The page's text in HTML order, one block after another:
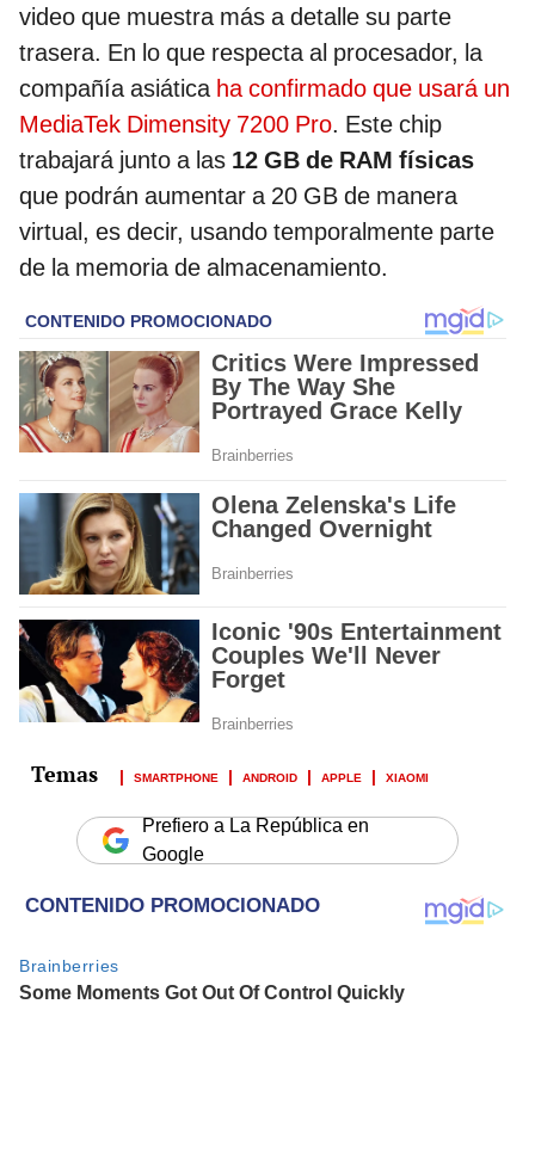
video que muestra más a detalle su parte
trasera. En lo que respecta al procesador, la
compañía asiática ha confirmado que usará un
MediaTek Dimensity 7200 Pro. Este chip
trabajará junto a las 12 GB de RAM físicas
que podrán aumentar a 20 GB de manera
virtual, es decir, usando temporalmente parte
de la memoria de almacenamiento.
SMARTPHONE ANDROID APPLE XIAOMI
Prefiero a La República en
Google